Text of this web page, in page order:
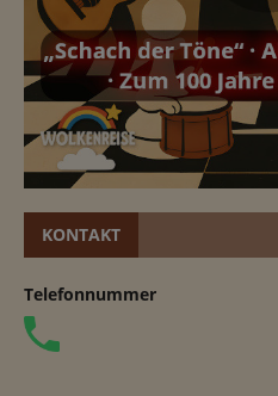
KONTAKT
Telefonnummer